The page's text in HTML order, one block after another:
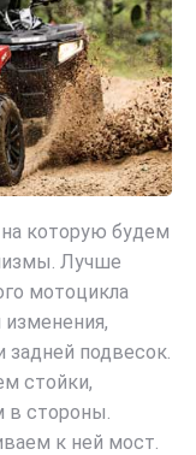
которую будем
Лучше
мотоцикла
подвесок.
стойки,
в стороны.
к ней мост.